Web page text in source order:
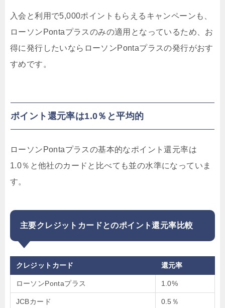
入会と利用で5,000ポイントもらえるキャンペーンも、
ローソンPontaプラスのみの適用となっているため、お
得に発行したいならローソンPontaプラスの発行がおす
すめです。
ポイント還元率は1.0％と平均的
ローソンPontaプラスの基本的なポイント還元率は
1.0％と他社のカードと比べても並の水準になっていま
す。
主要クレジットカードとのポイント還元率比較
クレジットカード 還元率
ローソンPontaプラス 1.0%
JCBカード 0.5％